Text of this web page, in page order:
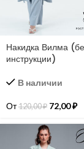
Накидка Вилма
инструкции)
В наличии
От120,00₽ 72,00₽